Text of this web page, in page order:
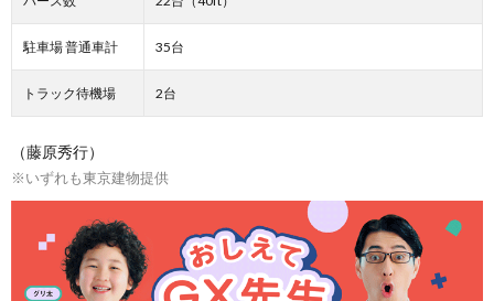
駐車場 普通車計 35台
トラック待機場 2台
（藤原秀行）
※いずれも東京建物提供